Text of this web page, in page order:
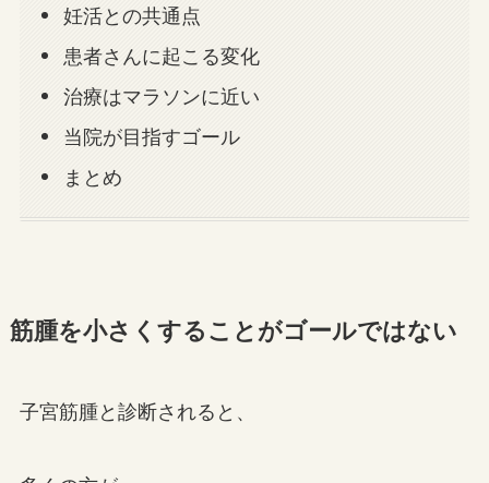
妊活との共通点
患者さんに起こる変化
治療はマラソンに近い
当院が目指すゴール
まとめ
筋腫を小さくすることがゴールではない
子宮筋腫と診断されると、